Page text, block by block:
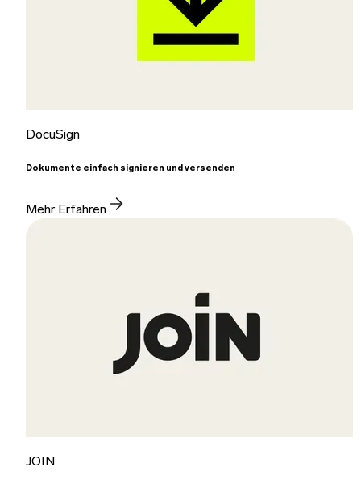
DocuSign
Dokumente einfach signieren und versenden
Mehr Erfahren
JOIN